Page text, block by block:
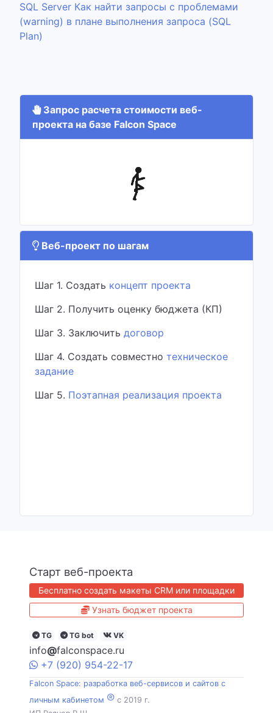
SQL Server Как найти запросы с проблемами
(warning) в плане выполнения запроса (SQL
Plan)
Запрос расчета стоимости веб-
проекта на базе Falcon Space
Веб-проект по шагам
Шаг 1. Создать концепт проекта
Шаг 2. Получить оценку бюджета (КП)
Шаг 3. Заключить договор
Шаг 4. Создать совместно техническое
задание
Шаг 5. Поэтапная реализация проекта
Старт веб-проекта
Бесплатно создать макеты CRM или площадки
Узнать бюджет проекта
TG TG bot VK
info@falconspace.ru
+7 (920) 954-22-17
Falcon Space: разработка веб-сервисов и сайтов с
личным кабинетом ® c 2019 г.